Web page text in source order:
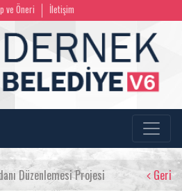
ve Öneri İletişim
Düzenlemesi Projesi Geri